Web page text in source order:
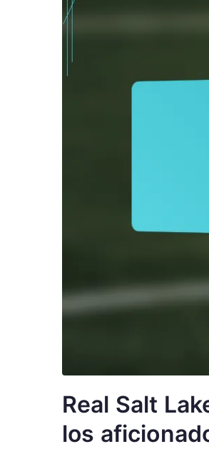
Real Salt
los